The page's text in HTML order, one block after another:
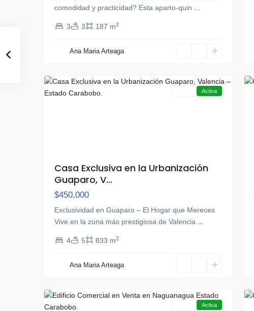
comodidad y practicidad? Esta aparto-quin
3 3 187 m2
Ana Maria Arteaga
Guaparo ,
Activa
Casa Exclusiva en la Urbanización
Guaparo, V...
$450,000
Exclusividad en Guaparo – El Hogar que Mereces
Vive en la zona más prestigiosa de Valencia
4 5 833 m2
Ana Maria Arteaga
Activa